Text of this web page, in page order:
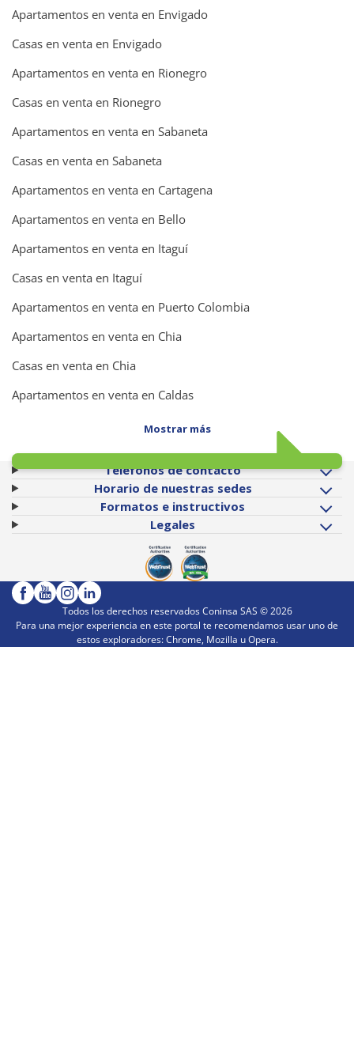
Apartamentos en venta en Envigado
Casas en venta en Envigado
Apartamentos en venta en Rionegro
Casas en venta en Rionegro
Apartamentos en venta en Sabaneta
Casas en venta en Sabaneta
Apartamentos en venta en Cartagena
Apartamentos en venta en Bello
Apartamentos en venta en Itaguí
Casas en venta en Itaguí
Apartamentos en venta en Puerto Colombia
Apartamentos en venta en Chia
Casas en venta en Chia
Apartamentos en venta en Caldas
Mostrar más
Teléfonos de contacto
Horario de nuestras sedes
Formatos e instructivos
Legales
Todos los derechos reservados Coninsa SAS ©2026
Para una mejor experiencia en este portal te recomendamos usar uno de
estos exploradores: Chrome, Mozilla u Opera.